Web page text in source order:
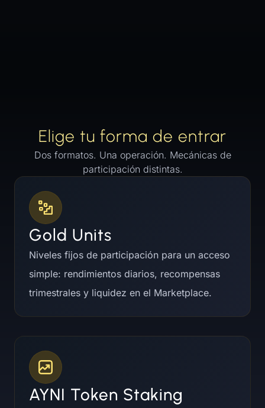
Elige tu forma de entrar
Dos formatos. Una operación. Mecánicas de
participación distintas.
Gold Units
Niveles fijos de participación para un acceso
simple: rendimientos diarios, recompensas
trimestrales y liquidez en el Marketplace.
AYNI Token Staking